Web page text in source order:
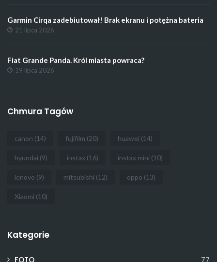
Garmin Cirqa zadebiutował! Brak ekranu i potężna bateria
21 lipca 2026
Fiat Grande Panda. Król miasta powraca?
19 lipca 2026
Chmura Tagów
canon (14) fujifilm (20) huawei (14)
hyundai (9) instax (16) instax mini (10)
lenovo (9) mitsubishi (12) oppo (13)
Xiaomi (10)
Kategorie
FOTO 77